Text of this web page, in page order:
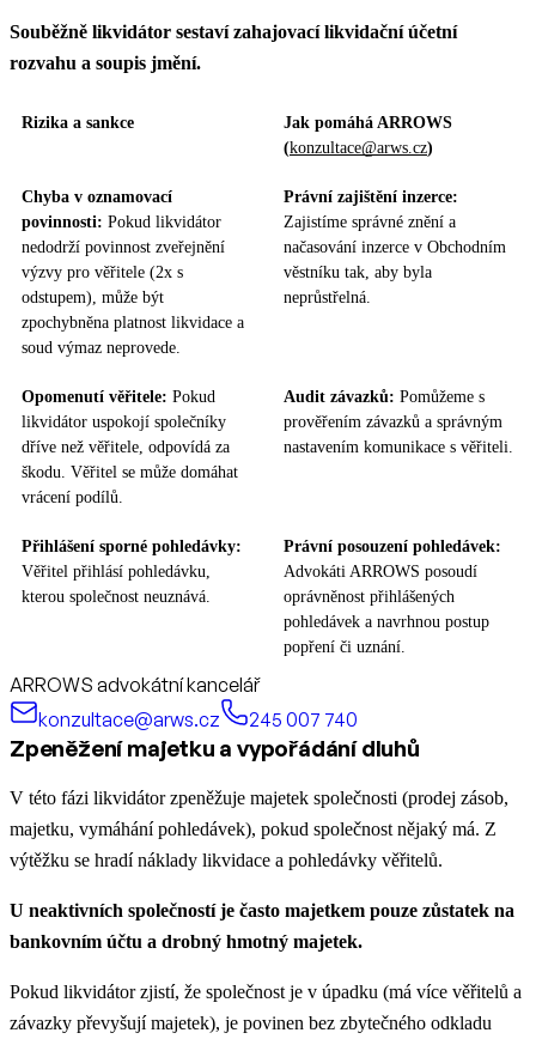
Souběžně likvidátor sestaví zahajovací likvidační účetní
rozvahu a soupis jmění.
Rizika a sankce
Jak pomáhá ARROWS
(konzultace@arws.cz)
Chyba v oznamovací
povinnosti: Pokud likvidátor
nedodrží povinnost zveřejnění
výzvy pro věřitele (2x s
odstupem), může být
zpochybněna platnost likvidace a
soud výmaz neprovede.
Právní zajištění inzerce:
Zajistíme správné znění a
načasování inzerce v Obchodním
věstníku tak, aby byla
neprůstřelná.
Opomenutí věřitele: Pokud
likvidátor uspokojí společníky
dříve než věřitele, odpovídá za
škodu. Věřitel se může domáhat
vrácení podílů.
Audit závazků: Pomůžeme s
prověřením závazků a správným
nastavením komunikace s věřiteli.
Přihlášení sporné pohledávky:
Věřitel přihlásí pohledávku,
kterou společnost neuznává.
Právní posouzení pohledávek:
Advokáti ARROWS posoudí
oprávněnost přihlášených
pohledávek a navrhnou postup
popření či uznání.
ARROWS advokátní kancelář
konzultace@arws.cz
245 007 740
Zpeněžení majetku a vypořádání dluhů
V této fázi likvidátor zpeněžuje majetek společnosti (prodej zásob,
majetku, vymáhání pohledávek), pokud společnost nějaký má. Z
výtěžku se hradí náklady likvidace a pohledávky věřitelů.
U neaktivních společností je často majetkem pouze zůstatek na
bankovním účtu a drobný hmotný majetek.
Pokud likvidátor zjistí, že společnost je v úpadku (má více věřitelů a
závazky převyšují majetek), je povinen bez zbytečného odkladu